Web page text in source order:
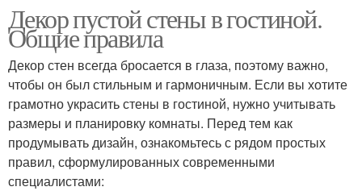
Декор пустой стены в гостиной.
Общие правила
Декор стен всегда бросается в глаза, поэтому важно,
чтобы он был стильным и гармоничным. Если вы хотите
грамотно украсить стены в гостиной, нужно учитывать
размеры и планировку комнаты. Перед тем как
продумывать дизайн, ознакомьтесь с рядом простых
правил, сформулированных современными
специалистами: